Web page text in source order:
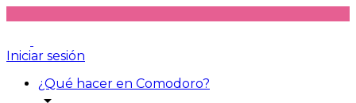
Iniciar sesión
¿Qué hacer en Comodoro?